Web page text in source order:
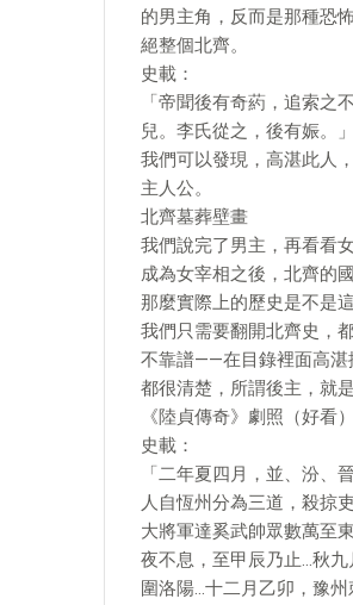
的男主角，反而是那種恐
絕整個北齊。
史載：
「帝聞後有奇葯，追索
兒。李氏從之，後有娠。」
我們可以發現，高湛此人
主人公。
北齊墓葬壁畫
我們說完了男主，再看看
成為女宰相之後，北齊的
那麼實際上的歷史是不是
我們只需要翻開北齊史，
不靠譜——在目錄裡面高湛
都很清楚，所謂後主，就
《陸貞傳奇》劇照（好看）
史載：
「二年夏四月，並、汾
人自恆州分為三道，殺掠
大將軍達奚武帥眾數萬至
夜不息，至甲辰乃止…秋
圍洛陽…十二月乙卯，豫